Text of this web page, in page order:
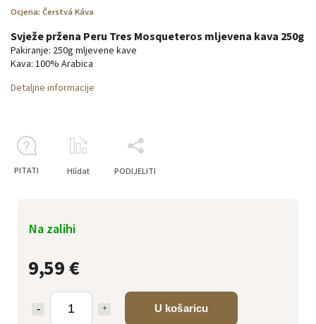
Ocjena: Čerstvá Káva
9,59 €
U košaricu
Na zalihi
Svježe pržena Peru Tres Mosqueteros mljevena kava 250g
Pakiranje: 250g mljevene kave
Kava: 100% Arabica
Detaljne informacije
PITATI Hlídat PODIJELITI